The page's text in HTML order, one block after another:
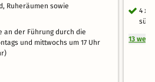
Ruheräumen sowie
an der Führung durch die
und mittwochs um 17 Uhr
4 x
13